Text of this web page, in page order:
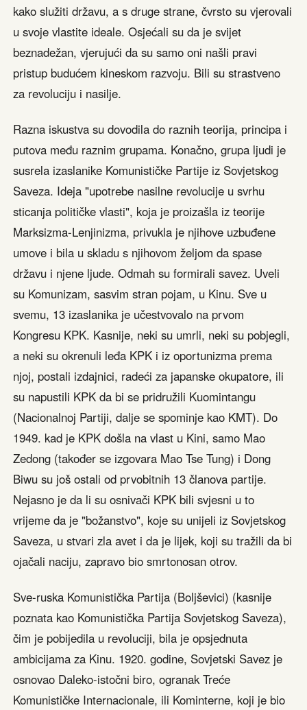
kako služiti državu, a s druge strane, čvrsto su vjerovali
u svoje vlastite ideale. Osjećali su da je svijet
beznadežan, vjerujući da su samo oni našli pravi
pristup budućem kineskom razvoju. Bili su strastveno
za revoluciju i nasilje.
Razna iskustva su dovodila do raznih teorija, principa i
putova među raznim grupama. Konačno, grupa ljudi je
susrela izaslanike Komunističke Partije iz Sovjetskog
Saveza. Ideja "upotrebe nasilne revolucije u svrhu
sticanja političke vlasti", koja je proizašla iz teorije
Marksizma-Lenjinizma, privukla je njihove uzbuđene
umove i bila u skladu s njihovom željom da spase
državu i njene ljude. Odmah su formirali savez. Uveli
su Komunizam, sasvim stran pojam, u Kinu. Sve u
svemu, 13 izaslanika je učestvovalo na prvom
Kongresu KPK. Kasnije, neki su umrli, neki su pobjegli,
a neki su okrenuli leđa KPK i iz oportunizma prema
njoj, postali izdajnici, radeći za japanske okupatore, ili
su napustili KPK da bi se pridružili Kuomintangu
(Nacionalnoj Partiji, dalje se spominje kao KMT). Do
1949. kad je KPK došla na vlast u Kini, samo Mao
Zedong (također se izgovara Mao Tse Tung) i Dong
Biwu su još ostali od prvobitnih 13 članova partije.
Nejasno je da li su osnivači KPK bili svjesni u to
vrijeme da je "božanstvo", koje su unijeli iz Sovjetskog
Saveza, u stvari zla avet i da je lijek, koji su tražili da bi
ojačali naciju, zapravo bio smrtonosan otrov.
Sve-ruska Komunistička Partija (Boljševici) (kasnije
poznata kao Komunistička Partija Sovjetskog Saveza),
čim je pobijedila u revoluciji, bila je opsjednuta
ambicijama za Kinu. 1920. godine, Sovjetski Savez je
osnovao Daleko-istočni biro, ogranak Treće
Komunističke Internacionale, ili Kominterne, koji je bio